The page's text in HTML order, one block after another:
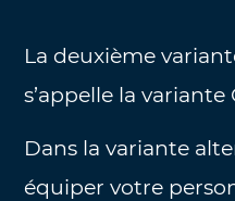
La deuxième
s’appelle la variante
Dans la variante
équiper votre